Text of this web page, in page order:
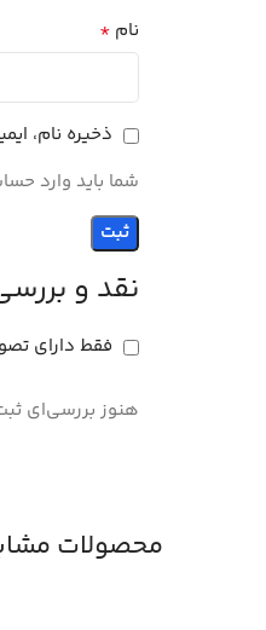
نقد و
فقط دارای
هنوز بررسی‌ای
نام *
ذخیره نام،
شما باید وارد
محصولات